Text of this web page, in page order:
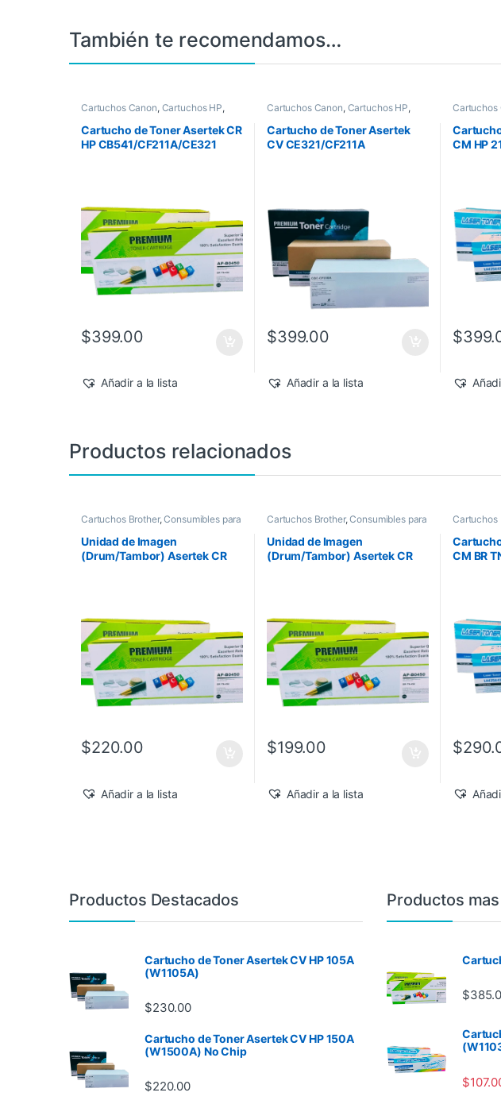
También te recomendamos…
Cartuchos Canon, Cartuchos HP,
Genéricos HP,Toner Asertek
Cartucho de Toner Asertek CR
HP CB541/CF211A/CE321
$399.00
Añadir a la lista
Cartuchos Canon, Cartuchos HP,
Genéricos HP,Toner Asertek
Cartucho de Toner Asertek
CV CE321/CF211A
$399.00
Añadir a la lista
Cartuchos
Genéricos
CM HP
$
Productos relacionados
Cartuchos Brother,Consumibles para
Unidad de Imagen
(Drum/Tambor) Asertek CR
$220.00
Añadir a la lista
Cartuchos Brother,Consumibles para
Unidad de Imagen
(Drum/Tambor) Asertek CR
$199.00
Añadir a la lista
Cartuchos
CM BR
$
Productos Destacados
Cartucho de Toner Asertek CV HP 105A
(W1105A)
$230.00
Cartucho de Toner Asertek CV HP 150A
(W1500A) No Chip
$220.00
Productos
$
$